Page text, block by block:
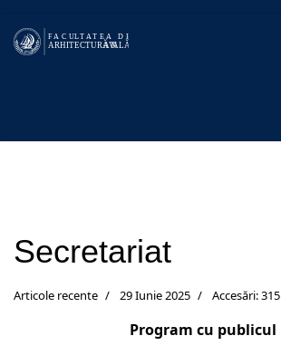
Secretariat
Articole recente 29 Iunie 2025 Accesări: 315
Program cu publicul